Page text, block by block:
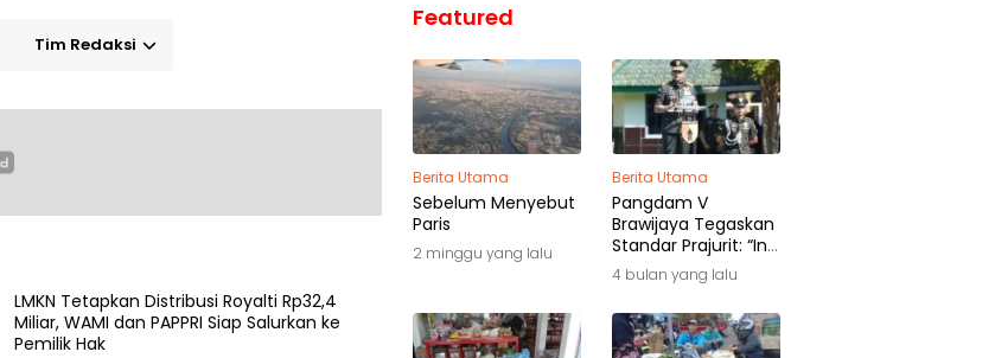
Tim Redaksi
LMKN Tetapkan Distribusi Royalti Rp32,4
Miliar, WAMI dan PAPPRI Siap Salurkan ke
Pemilik Hak
Featured
Berita Utama
Sebelum Menyebut
Paris
2 minggu yang lalu
Berita Utama
Pangdam V
Brawijaya Tegaskan
Standar Prajurit: “Ini
Awal Pengabdian,
Bukan Akhir
Perjalanan”
4 bulan yang lalu